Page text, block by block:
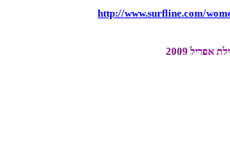
http://www.surfline.com/
2009